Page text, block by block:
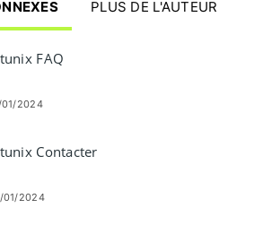
PLUS DE L'AUTEUR
FAQ
01/2024
Contacter
01/2024